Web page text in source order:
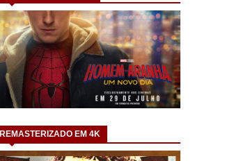
REMASTERIZADO EM 4K